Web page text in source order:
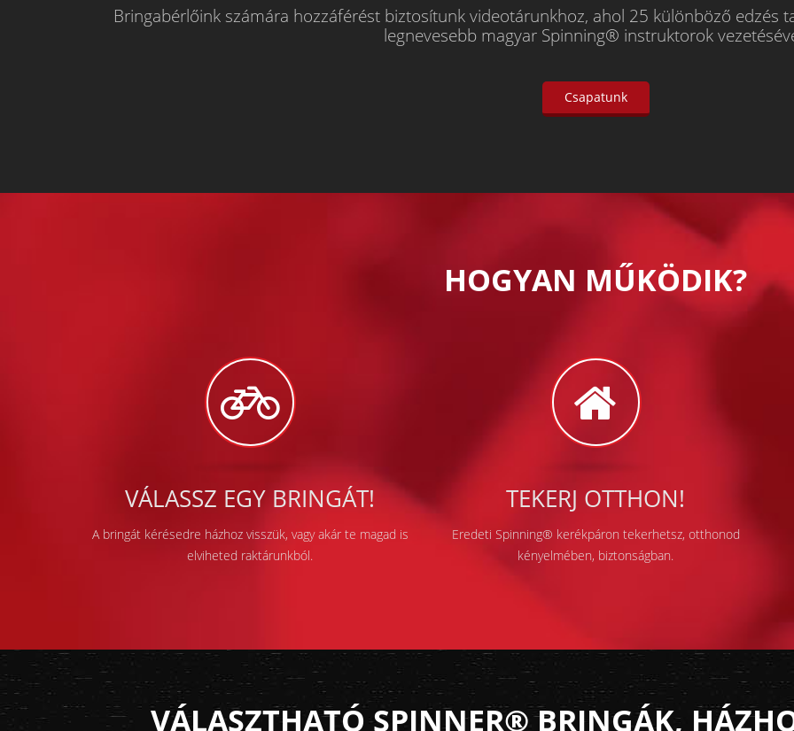
Bringabérlőink számára hozzáférést biztosítunk videotárunkhoz, ahol 25 különböző edzés
legnevesebb magyar Spinning® instruktorok
Csapatunk
HOGYAN MŰKÖDIK?
VÁLASSZ EGY BRINGÁT!
A bringát kérésedre házhoz visszük, vagy akár te magad is
elviheted raktárunkból.
TEKERJ OTTHON!
Eredeti Spinning® kerékpáron tekerhetsz, otthonod
kényelmében, biztonságban.
VÁLASZTHATÓ SPINNER® BRINGÁK,